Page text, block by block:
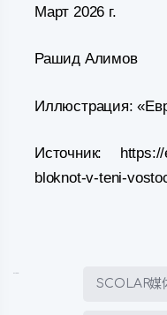
Март 2026 г.
Рашид Алимов
Иллюстрация:
Источник: https://
bloknot-v-teni-
SCOLAR媒